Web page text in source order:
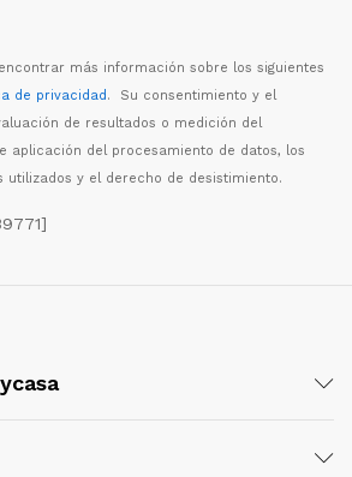
encontrar más información sobre los siguientes
de privacidad. Su consentimiento y el
ón de resultados o medición del
aplicación del procesamiento de datos, los
utilizados y el derecho de desistimiento.